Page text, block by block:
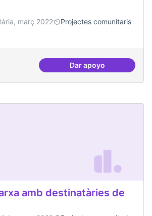
març 2022
Projectes comunitaris
Dar apoyo
Espai Jove
amb destinatàries de